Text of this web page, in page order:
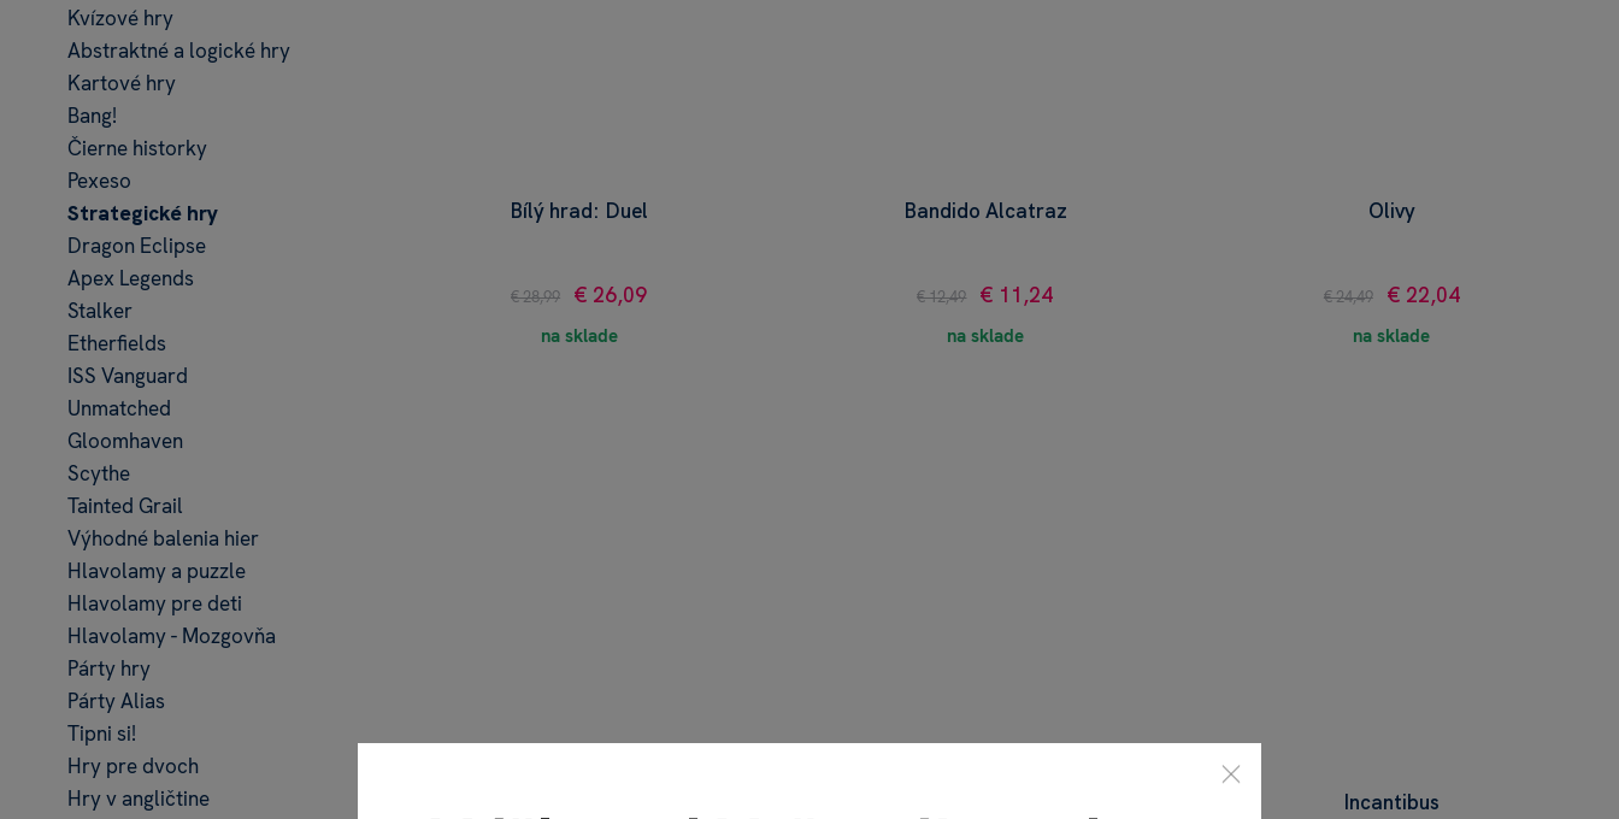
Kvízové hry
Abstraktné a logické hry
Kartové hry
Bang!
Čierne historky
Pexeso
Strategické hry
Dragon Eclipse
Apex Legends
Stalker
Etherfields
ISS Vanguard
Unmatched
Gloomhaven
Scythe
Tainted Grail
Výhodné balenia hier
Hlavolamy a puzzle
Hlavolamy pre deti
Hlavolamy - Mozgovňa
Párty hry
Párty Alias
Tipni si!
Hry pre dvoch
Hry v angličtine
Bílý hrad: Duel
€ 28,99 € 26,09
na sklade
Bandido Alcatraz
€ 12,49 € 11,24
na sklade
Olivy
€ 24,49 € 22,04
na sklade
Incantibus